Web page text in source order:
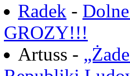
Radek -
GROZY!!!
Artuss -